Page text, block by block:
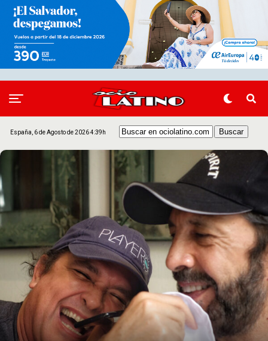
España, 6 de Agosto de 2026 4:39h